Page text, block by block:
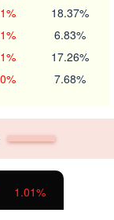
18.37%
6.83%
17.26%
7.68%
1.01%